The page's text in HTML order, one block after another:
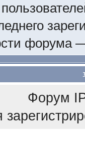
форума
Форум